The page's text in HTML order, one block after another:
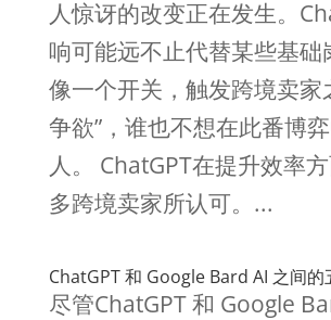
人惊讶的改变正在发生。
响可能远不止代替某些基础
像一个开关，触发跨境卖家
争欲”，谁也不想在此番博
人。 ChatGPT在提升效率
多跨境卖家所认可。...
ChatGPT 和 Google Bard AI 之间的
尽管ChatGPT 和 Google